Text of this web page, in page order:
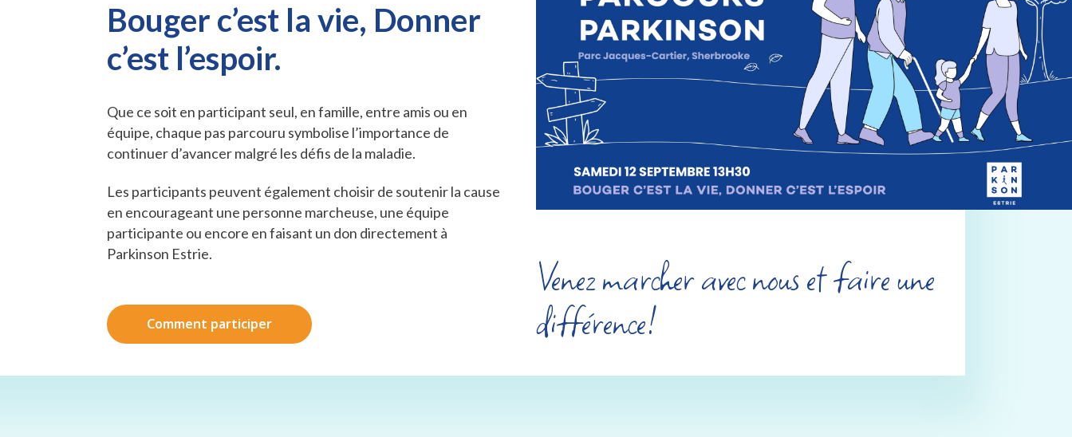
Bouger c’est la vie, Donner
c’est l’espoir.
Que ce soit en participant seul, en famille, entre amis ou en
équipe, chaque pas parcouru symbolise l’importance de
continuer d’avancer malgré les défis de la maladie.
Les participants peuvent également choisir de soutenir la cause
en encourageant une personne marcheuse, une équipe
participante ou encore en faisant un don directement à
Parkinson Estrie.
Comment participer
Venez marcher avec nous et faire une
différence!